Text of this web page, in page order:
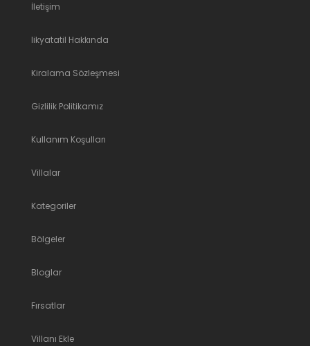
İletişim
likyatatil Hakkında
Kiralama Sözleşmesi
Gizlilik Politikamız
Kullanım Koşulları
Villalar
Kategoriler
Bölgeler
Bloglar
Fırsatlar
Villanı Ekle